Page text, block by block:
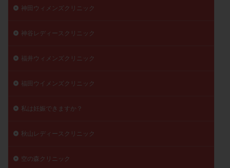
神田ウィメンズクリニック
神谷レディースクリニック
福井ウィメンズクリニック
福田ウイメンズクリニック
私は妊娠できますか？
秋山レディースクリニック
空の森クリニック